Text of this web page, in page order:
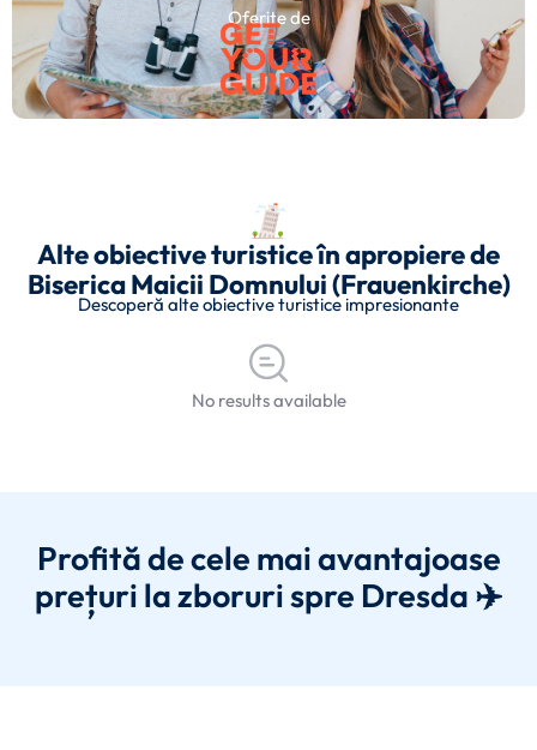
Oferite de
Alte obiective turistice în apropiere de
Biserica Maicii Domnului (Frauenkirche)
Descoperă alte obiective turistice impresionante
No results available
Profită de cele mai avantajoase
prețuri la zboruri spre Dresda ✈️